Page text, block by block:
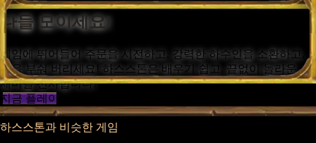
다들 모이세요!
게임에 뛰어들어 주문을 시전하고, 강력한 하수인을 소환하고,
적을 부숴 버리세요! 하스스톤은 배우기 쉽고, 끝없이 놀라운
재미를 선사합니다!
지금 플레이
하스스톤과 비슷한 게임